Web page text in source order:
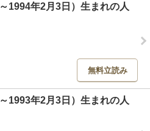
1994年2月3日）生まれの人
無料立読み
1993年2月3日）生まれの人